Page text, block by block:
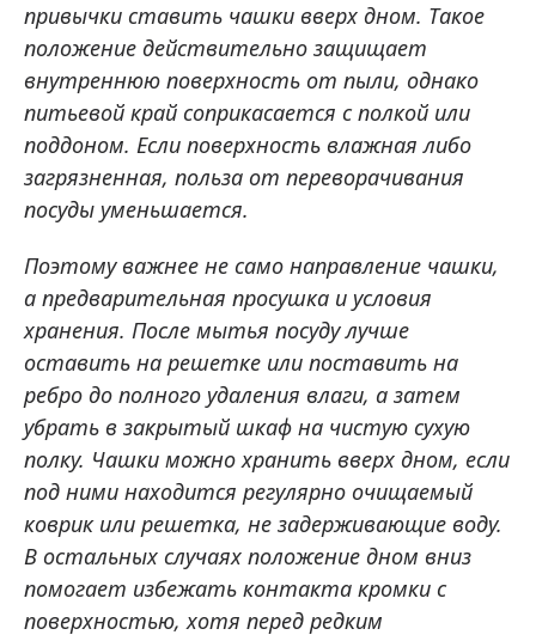
привычки ставить чашки вверх дном. Такое
положение действительно защищает
внутреннюю поверхность от пыли, однако
питьевой край соприкасается с полкой или
поддоном. Если поверхность влажная либо
загрязненная, польза от переворачивания
посуды уменьшается.
Поэтому важнее не само направление чашки,
а предварительная просушка и условия
хранения. После мытья посуду лучше
оставить на решетке или поставить на
ребро до полного удаления влаги, а затем
убрать в закрытый шкаф на чистую сухую
полку. Чашки можно хранить вверх дном, если
под ними находится регулярно очищаемый
коврик или решетка, не задерживающие воду.
В остальных случаях положение дном вниз
помогает избежать контакта кромки с
поверхностью, хотя перед редким